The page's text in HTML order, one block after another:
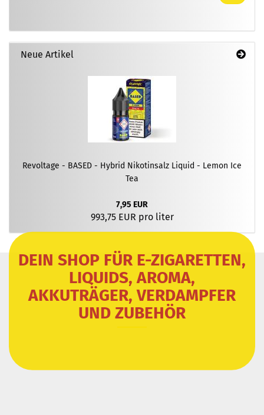
Neue Artikel
Revoltage - BASED - Hybrid Nikotinsalz Liquid - Lemon Ice
Tea
7,95 EUR
993,75 EUR pro liter
DEIN SHOP FÜR E-ZIGARETTEN,
LIQUIDS, AROMA,
AKKUTRÄGER, VERDAMPFER
UND ZUBEHÖR